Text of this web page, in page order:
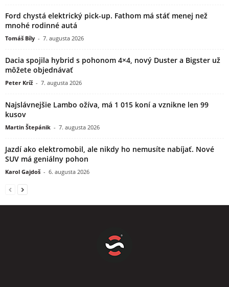
Ford chystá elektrický pick-up. Fathom má stáť menej než
mnohé rodinné autá
Tomáš Bíly - 7. augusta 2026
Dacia spojila hybrid s pohonom 4×4, nový Duster a Bigster už
môžete objednávať
Peter Kríž - 7. augusta 2026
Najslávnejšie Lambo ožíva, má 1 015 koní a vznikne len 99
kusov
Martin Štepánik - 7. augusta 2026
Jazdí ako elektromobil, ale nikdy ho nemusíte nabíjať. Nové
SUV má geniálny pohon
Karol Gajdoš - 6. augusta 2026